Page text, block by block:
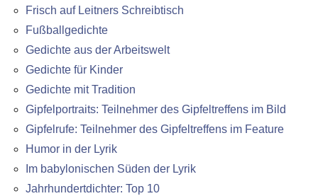
Frisch auf Leitners Schreibtisch
Fußballgedichte
Gedichte aus der Arbeitswelt
Gedichte für Kinder
Gedichte mit Tradition
Gipfelportraits: Teilnehmer des Gipfeltreffens im Bild
Gipfelrufe: Teilnehmer des Gipfeltreffens im Feature
Humor in der Lyrik
Im babylonischen Süden der Lyrik
Jahrhundertdichter: Top 10